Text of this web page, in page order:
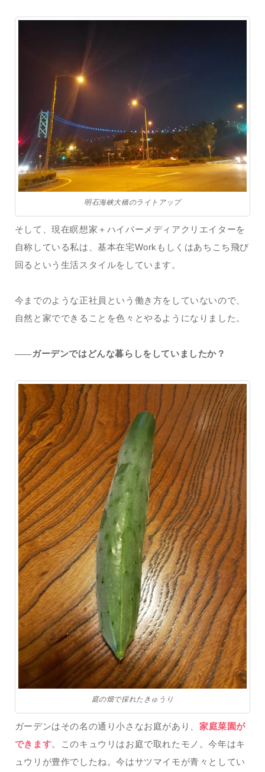
明石海峡大橋のライトアップ
そして、現在瞑想家＋ハイパーメディアクリエイターを
自称している私は、基本在宅Workもしくはあちこち飛び
回るという生活スタイルをしています。
今までのような正社員という働き方をしていないので、
自然と家でできることを色々とやるようになりました。
——ガーデンではどんな暮らしをしていましたか？
庭の畑で採れたきゅうり
ガーデンはその名の通り小さなお庭があり、 家庭菜園が
できます。このキュウリはお庭で取れたモノ。今年はキ
ュウリが豊作でしたね。今はサツマイモが青々としてい